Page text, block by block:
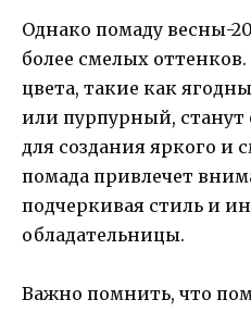
Однако помаду весны-
более смелых
цвета, такие как
или пурпурный,
для создания яркого и
помада привлечет
подчеркивая стиль и
обладательницы.
Важно помнить, что